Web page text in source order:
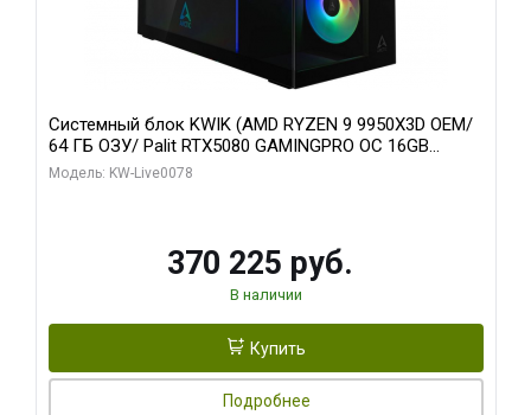
Системный блок KWIK (AMD RYZEN 9 9950X3D OEM/
64 ГБ ОЗУ/ Palit RTX5080 GAMINGPRO OC 16GB
GDDR7 256bit 3xDP HD/ 1 ТБ SSD)
Модель: KW-Live0078
370 225 руб.
В наличии
Купить
Подробнее